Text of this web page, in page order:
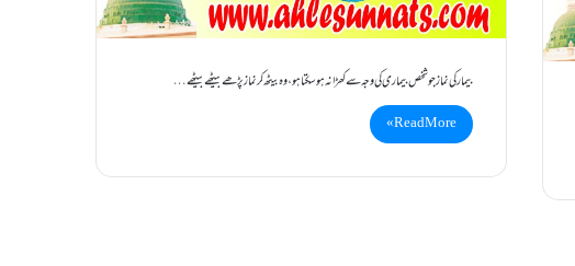
بیمار کی نماز جو شخص بیماری کی وجہ سے کھڑا نہ ہوسکتا ہو، وہ بیٹھ کر نماز پڑھے بیٹھے بیٹھے…
Read More »